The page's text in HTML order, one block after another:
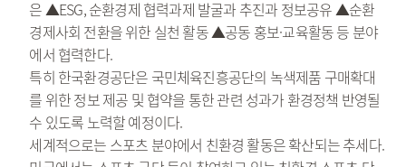
은 ▲ESG, 순환경제 협력과제 발굴과 추진과 정보공유 ▲순환
경제사회 전환을 위한 실천 활동 ▲공동 홍보·교육활동 등 분야
에서 협력한다.
특히 한국환경공단은 국민체육진흥공단의 녹색제품 구매확대
를 위한 정보 제공 및 협약을 통한 관련 성과가 환경정책 반영될
수 있도록 노력할 예정이다.
세계적으로는 스포츠 분야에서 친환경 활동은 확산되는 추세다.